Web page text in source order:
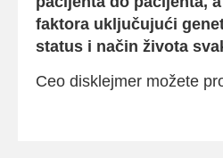
faktora uključujući
status i način života
Ceo disklejmer možete